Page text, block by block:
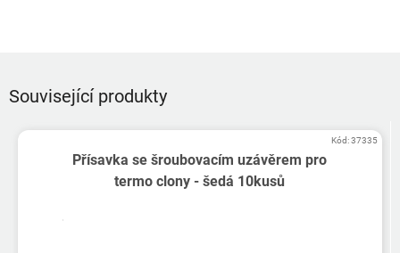
Související produkty
Přísavka se šroubovacím uzávěrem pro
termo clony - šedá 10kusů
Kód:37335